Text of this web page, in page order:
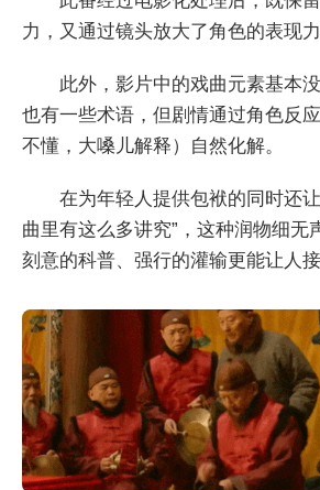
力，又通过镜头放大了角色的表现力
此外，影片中的戏曲元素基本
也有一些术语，但剧情通过角色反
不懂，大嗓儿解释）自然化解。
在为年轻人提供包袱的同时还
曲里有这么多讲究”，这种润物细无
刻意的科普、强行的灌输更能让人接